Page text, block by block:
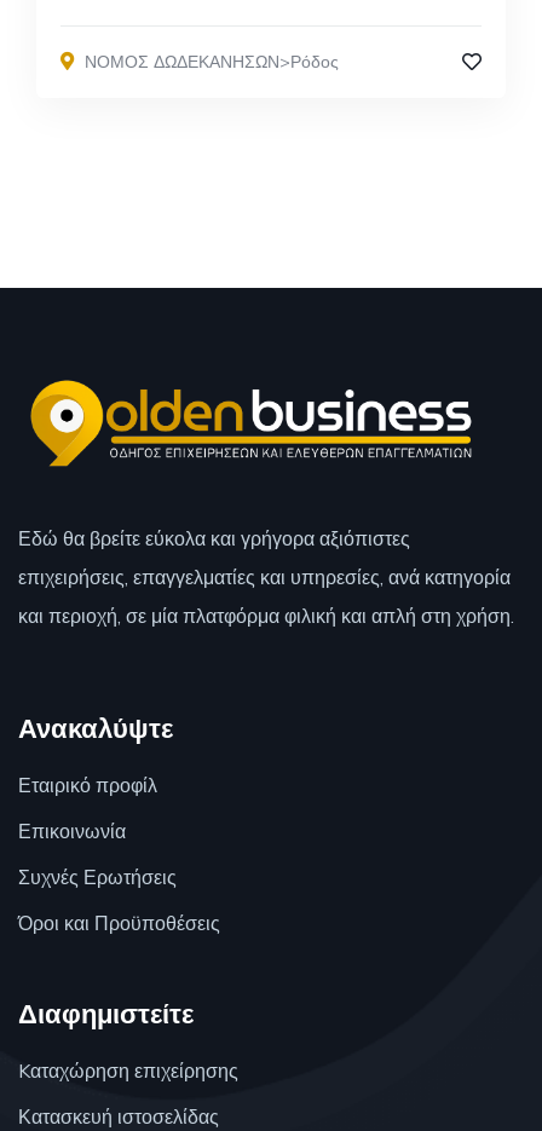
ΝΟΜΟΣ ΔΩΔΕΚΑΝΗΣΩΝ>Ρόδος
Εδώ θα βρείτε εύκολα και γρήγορα αξιόπιστες
επιχειρήσεις, επαγγελματίες και υπηρεσίες, ανά κατηγορία
και περιοχή, σε μία πλατφόρμα φιλική και απλή στη χρήση.
Ανακαλύψτε
Εταιρικό προφίλ
Επικοινωνία
Συχνές Ερωτήσεις
Όροι και Προϋποθέσεις
Διαφημιστείτε
Kαταχώρηση επιχείρησης
Κατασκευή ιστοσελίδας